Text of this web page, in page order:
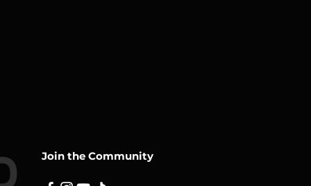
Join the Community